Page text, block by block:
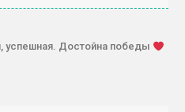
успешная. Достойна победы